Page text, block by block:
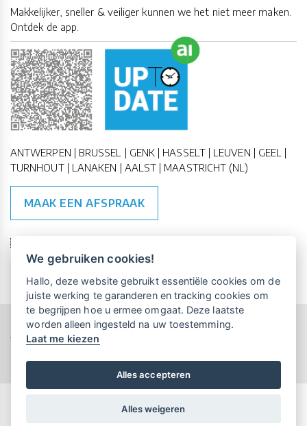
Makkelijker, sneller & veiliger kunnen we het niet meer maken.
Ontdek de app.
ANTWERPEN | BRUSSEL | GENK | HASSELT | LEUVEN | GEEL |
TURNHOUT | LANAKEN | AALST | MAASTRICHT (NL)
MAAK EEN AFSPRAAK
🇪🇺 🇧🇪
Copyright All Rights Reserved © 2015-2026 UP-TO-DATE
WebDesign
Privacy & Cookies
Locations Algemene Voorwaarden
We gebruiken cookies!
Hallo, deze website gebruikt essentiële cookies om de
juiste werking te garanderen en tracking cookies om
te begrijpen hoe u ermee omgaat. Deze laatste
worden alleen ingesteld na uw toestemming.
Laat me kiezen
Alles accepteren
Alles weigeren
Vrijblijvende kennismaking?Boek
een persoonlijke demo.
Maandelijks gratis opleidingen
voor UP-TO-DATE Klanten: